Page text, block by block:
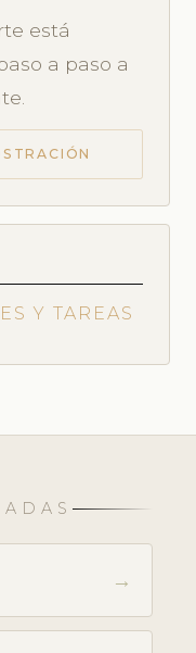
está
a paso a
Y TAREAS
→